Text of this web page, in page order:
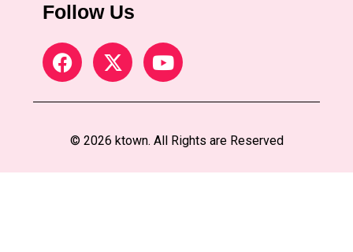
Follow Us
© 2026 ktown. All Rights are Reserved